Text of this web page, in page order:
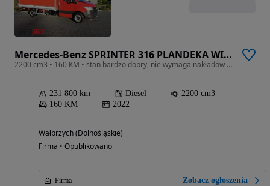
Mercedes-Benz SPRINTER 316 PLANDEKA WINDA 8 PALET WEBASTO TEMPOMAT KLIMATYZACJA 160KM
2200 cm3 • 160 KM • stan bardzo dobry, nie wymaga nakładów finansowcyh, dostępny od ręki
231 800 km Diesel
2200 cm3
160 KM
2022
Wałbrzych (Dolnośląskie)
Firma • Opublikowano
Firma Zobacz ogłoszenia